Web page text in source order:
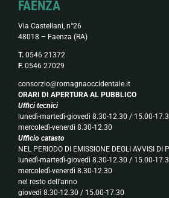
FAENZA
Via Castellani, n°26
48018 – Faenza (RA)
T.0546 21372
F.0546 27029
consorzio@romagnaoccidentale.it
ORARI DI APERTURA AL PUBBLICO
Uffici tecnici
lunedì-martedì-giovedì 8.30-12.30 / 15.00-
mercoledì-venerdì 8.30-12.30
Ufficio catasto
NEL PERIODO DI EMISSIONE DEGLI AVVISI DI
lunedì-martedì-giovedì 8.30-12.30 / 15.00-
mercoledì-venerdì 8.30-12.30
nel resto dell’anno
giovedì 8.30-12.30 / 15.00-17.30